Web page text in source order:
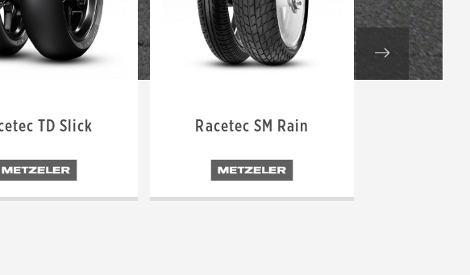
TD Slick Racetec SM Rain